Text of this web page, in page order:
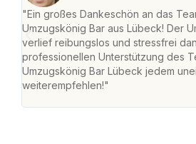
"Ein großes Dankeschön an das
Umzugskönig Bar aus Lübeck! Der
verlief reibungslos und stressfrei
professionellen Unterstützung des
Umzugskönig Bar Lübeck jedem
weiterempfehlen!"